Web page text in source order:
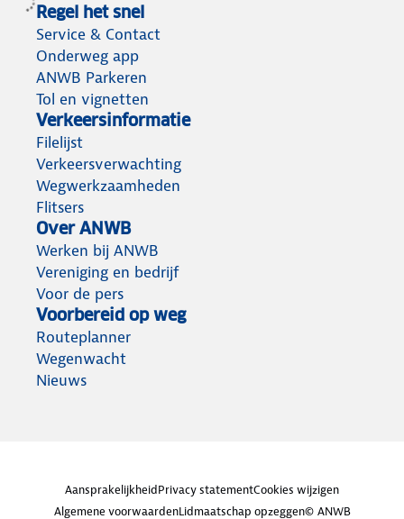
Regel het snel
Service & Contact
Onderweg app
ANWB Parkeren
Tol en vignetten
Verkeersinformatie
Filelijst
Verkeersverwachting
Wegwerkzaamheden
Flitsers
Over ANWB
Werken bij ANWB
Vereniging en bedrijf
Voor de pers
Voorbereid op weg
Routeplanner
Wegenwacht
Nieuws
AansprakelijkheidPrivacy statementCookies wijzigen
Algemene voorwaardenLidmaatschap opzeggen© ANWB